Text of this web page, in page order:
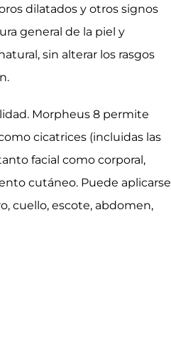
dilatados y otros signos
general de la piel y
sin alterar los rasgos
Morpheus 8 permite
cicatrices (incluidas las
facial como corporal,
cutáneo. Puede aplicarse
cuello, escote, abdomen,